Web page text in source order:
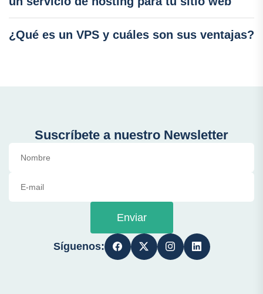
¿Qué es un VPS y cuáles son sus ventajas?
Suscríbete a nuestro Newsletter
Enviar
Síguenos: